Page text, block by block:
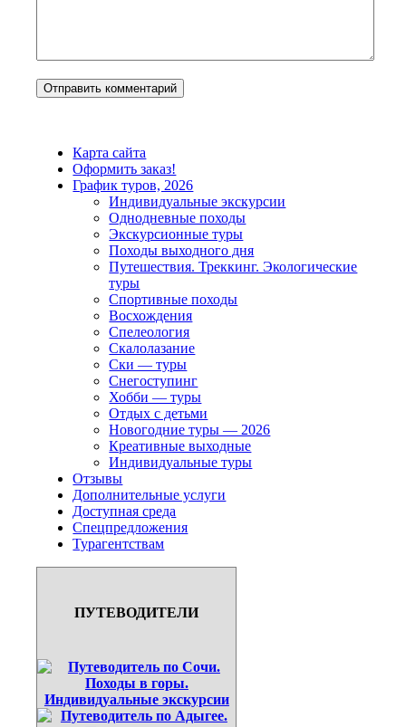
Карта сайта
Оформить заказ!
График туров, 2026
Индивидуальные экскурсии
Однодневные походы
Экскурсионные туры
Походы выходного дня
Путешествия. Треккинг. Экологические
туры
Спортивные походы
Восхождения
Спелеология
Скалолазание
Ски — туры
Снегоступинг
Хобби — туры
Отдых с детьми
Новогодние туры — 2026
Креативные выходные
Индивидуальные туры
Отзывы
Дополнительные услуги
Доступная среда
Спецпредложения
Турагентствам
ПУТЕВОДИТЕЛИ